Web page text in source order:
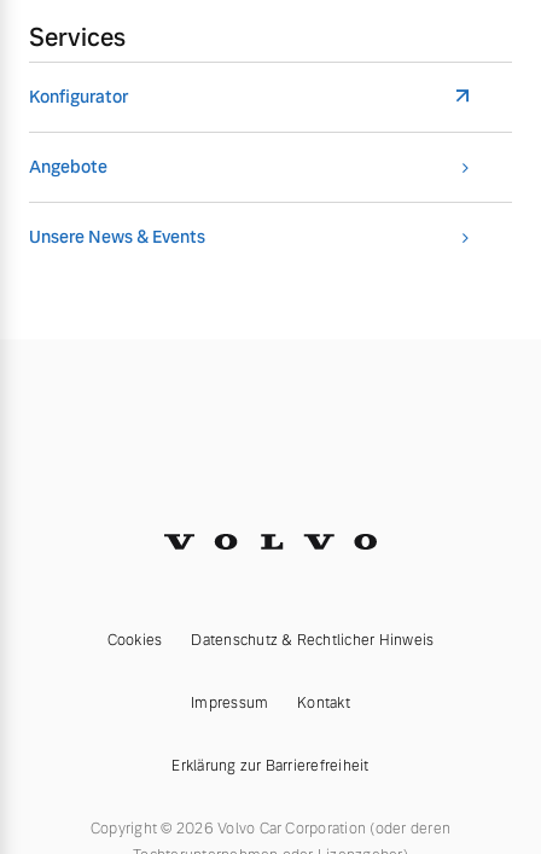
Services
Konfigurator
Angebote
Unsere News & Events
Cookies Datenschutz & Rechtlicher Hinweis
Impressum Kontakt
Erklärung zur Barrierefreiheit
Copyright © 2026 Volvo Car Corporation (oder deren